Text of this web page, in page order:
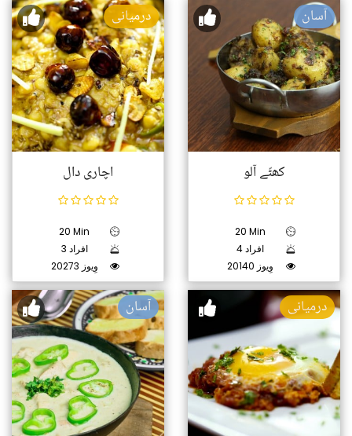
درمیانی
اچاری دال
20 Min
3 افراد
20273 وِیوز
آسان
کھٹّے آلو
20 Min
4 افراد
20140 وِیوز
آسان درمیانی